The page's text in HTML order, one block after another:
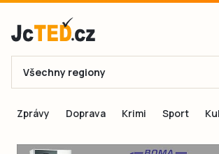
E-mail
Všechny regiony
Zprávy Doprava Krimi Sport